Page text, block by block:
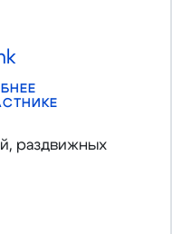
раздвижных